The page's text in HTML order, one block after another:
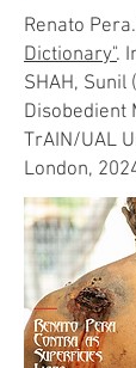
Renato Pera.
Dictionary".
SHAH, Sunil
Disobedient
TrAIN/UAL
London,